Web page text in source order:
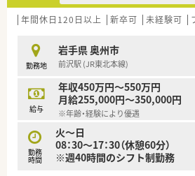
年間休日120日以上 新卒可 未経験可
勤務地
岩手県 奥州市
前沢駅 (JR東北本線)
給与
年収450万円～550万円
月給255,000円～350,000円
※年齢・経験により優遇
勤務
時間
火～日
08：30～17：30（休憩60分）
※週40時間のシフト制勤務